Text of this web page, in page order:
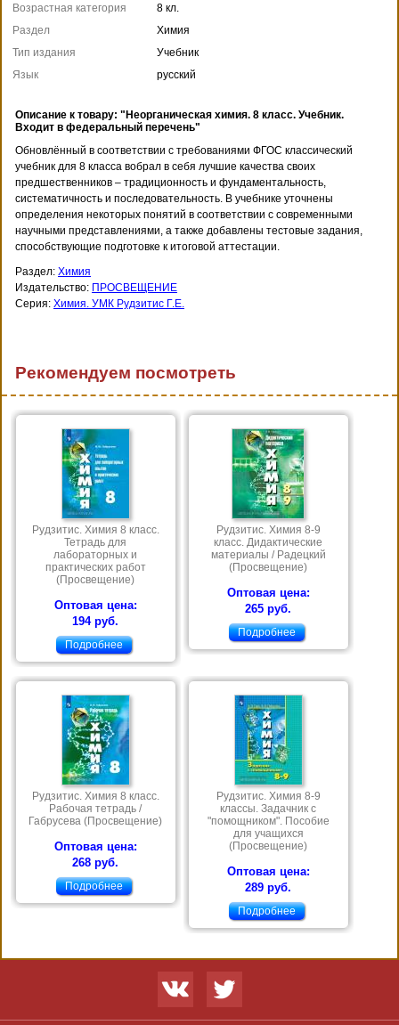
Возрастная категория
8 кл.
Раздел
Химия
Тип издания
Учебник
Язык
русский
Описание к товару: "Неорганическая химия. 8 класс. Учебник.
Входит в федеральный перечень"
Обновлённый в соответствии с требованиями ФГОС классический
учебник для 8 класса вобрал в себя лучшие качества своих
предшественников – традиционность и фундаментальность,
систематичность и последовательность. В учебнике уточнены
определения некоторых понятий в соответствии с современными
научными представлениями, а также добавлены тестовые задания,
способствующие подготовке к итоговой аттестации.
Раздел: Химия
Издательство: ПРОСВЕЩЕНИЕ
Серия: Химия. УМК Рудзитис Г.Е.
Рекомендуем посмотреть
Рудзитис. Химия 8 класс.
Тетрадь для
лабораторных и
практических работ
(Просвещение)
Оптовая цена:
194 руб.
Подробнее
Рудзитис. Химия 8-9
класс. Дидактические
материалы / Радецкий
(Просвещение)
Оптовая цена:
265 руб.
Подробнее
Рудзитис. Химия 8 класс.
Рабочая тетрадь /
Габрусева (Просвещение)
Оптовая цена:
268 руб.
Подробнее
Рудзитис. Химия 8-9
классы. Задачник с
"помощником". Пособие
для учащихся
(Просвещение)
Оптовая цена:
289 руб.
Подробнее